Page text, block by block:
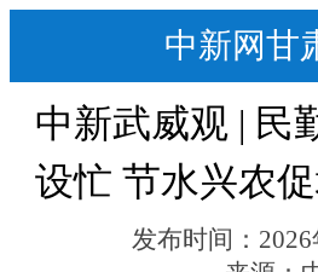
中新网甘
中新武威观 | 民
设忙 节水兴农
发布时间：